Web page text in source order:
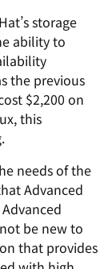
storage
ability to
the previous
$2,200 on
this
needs of the
Advanced
be new to
that provides